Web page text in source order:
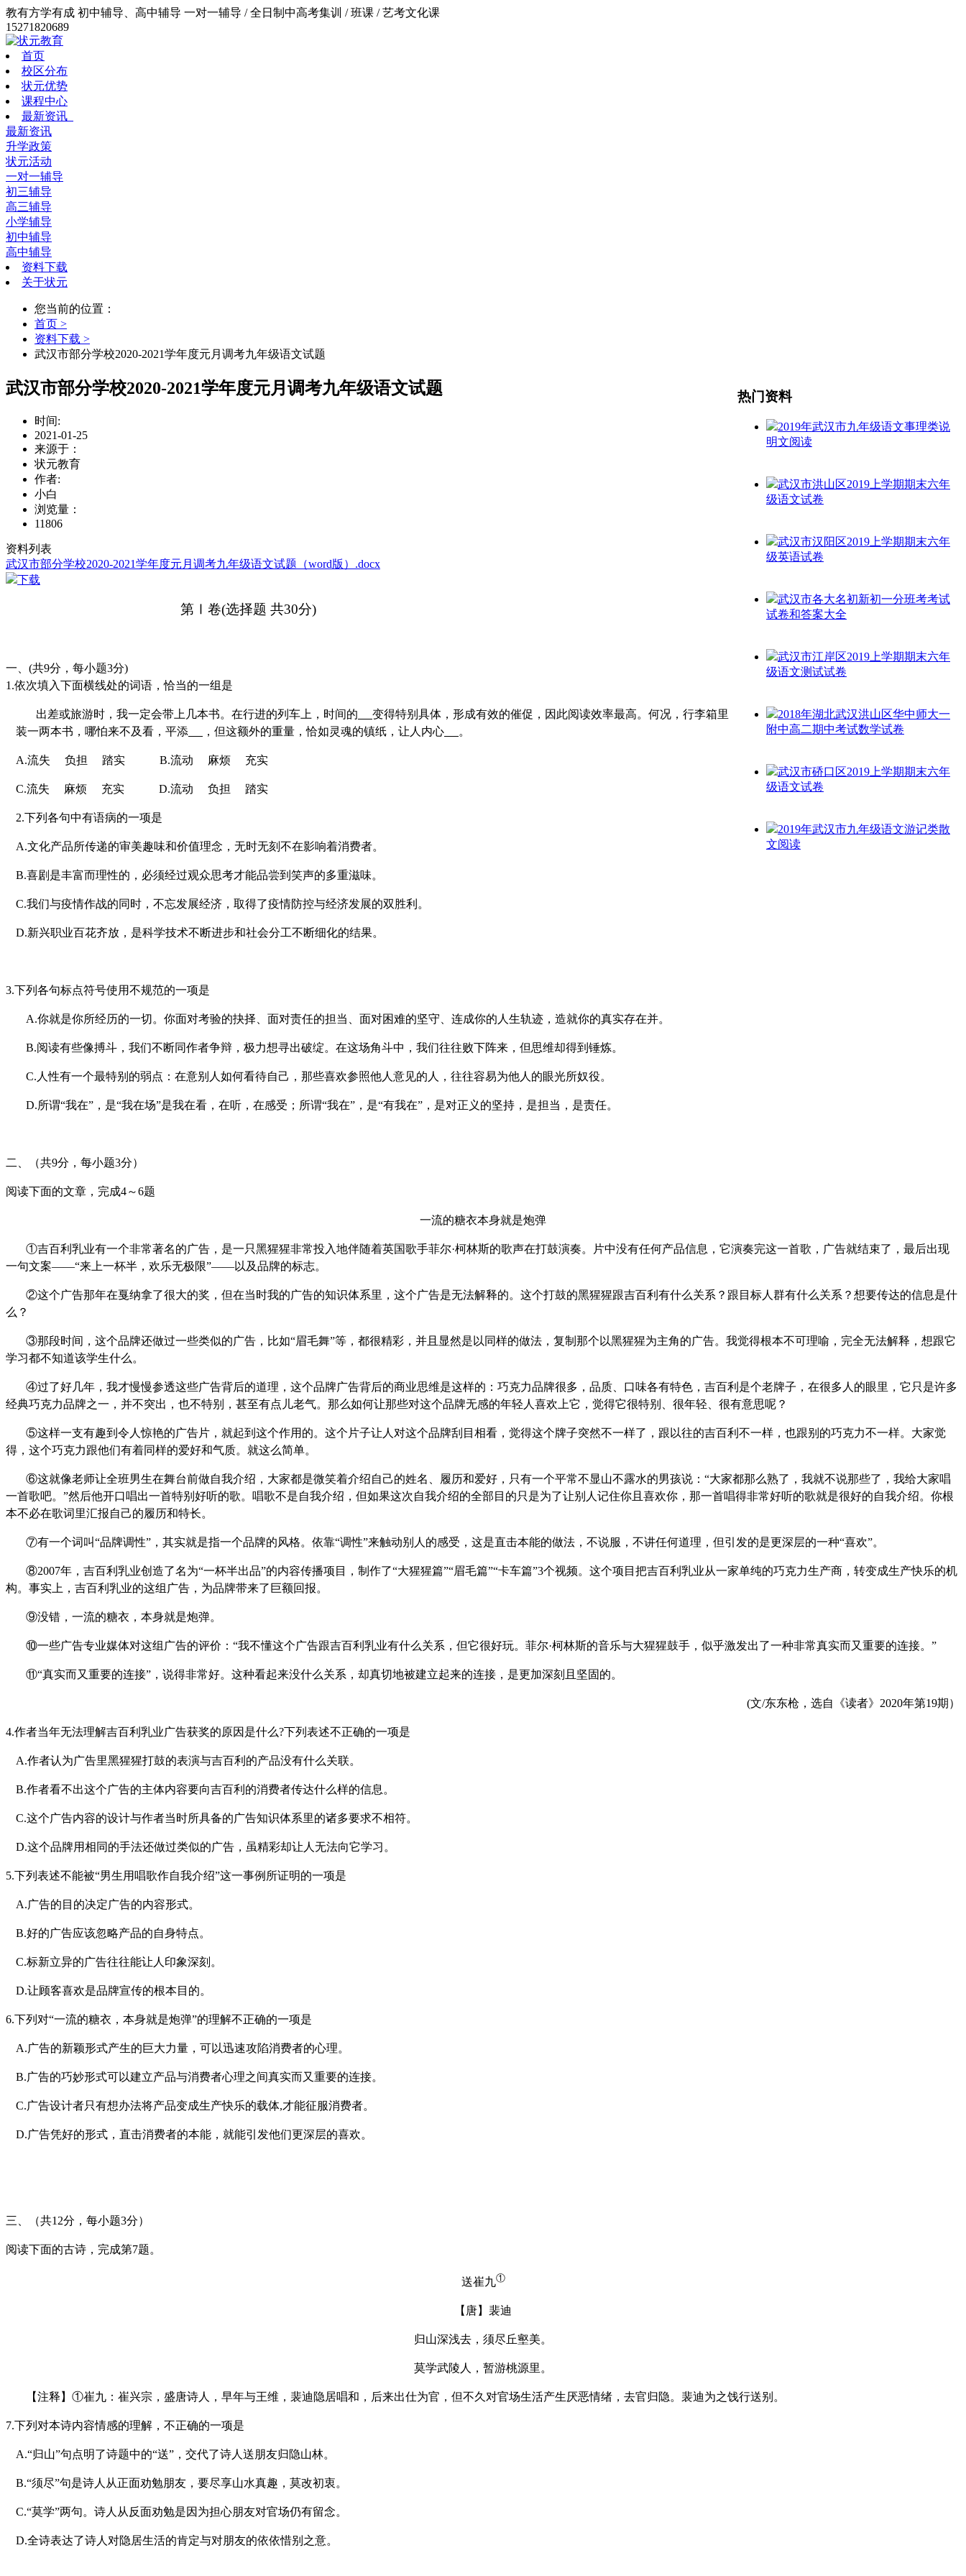
教有方学有成 初中辅导、高中辅导 一对一辅导 / 全日制中高考集训 / 班课 / 艺考文化课
15271820689
首页
校区分布
状元优势
课程中心
最新资讯
最新资讯
升学政策
状元活动
一对一辅导
初三辅导
高三辅导
小学辅导
初中辅导
高中辅导
资料下载
关于状元
您当前的位置：
首页 >
资料下载 >
武汉市部分学校2020-2021学年度元月调考九年级语文试题
热门资料
2019年武汉市九年级语文事理类说
明文阅读
武汉市洪山区2019上学期期末六年
级语文试卷
武汉市汉阳区2019上学期期末六年
级英语试卷
武汉市各大名初新初一分班考考试
试卷和答案大全
武汉市江岸区2019上学期期末六年
级语文测试试卷
2018年湖北武汉洪山区华中师大一
附中高二期中考试数学试卷
武汉市硚口区2019上学期期末六年
级语文试卷
2019年武汉市九年级语文游记类散
文阅读
武汉市部分学校2020-2021学年度元月调考九年级语文试题
时间:
2021-01-25
来源于：
状元教育
作者:
小白
浏览量：
11806
资料列表
武汉市部分学校2020-2021学年度元月调考九年级语文试题（word版）.docx
下载
第 Ⅰ 卷(选择题 共30分)
一、(共9分，每小题3分)
1.依次填入下面横线处的词语，恰当的一组是
出差或旅游时，我一定会带上几本书。在行进的列车上，时间的
变得特别具体，形成有效的催促，因此阅读效率最高。何况，行李箱里
装一两本书，哪怕来不及看，平添
，但这额外的重量，恰如灵魂的镇纸，让人内心 。
A.流失 负担 踏实 B.流动 麻烦 充实
C.流失 麻烦 充实 D.流动 负担 踏实
2.下列各句中有语病的一项是
A.文化产品所传递的审美趣味和价值理念，无时无刻不在影响着消费者。
B.喜剧是丰富而理性的，必须经过观众思考才能品尝到笑声的多重滋味。
C.我们与疫情作战的同时，不忘发展经济，取得了疫情防控与经济发展的双胜利。
D.新兴职业百花齐放，是科学技术不断进步和社会分工不断细化的结果。
3.下列各句标点符号使用不规范的一项是
A.你就是你所经历的一切。你面对考验的抉择、面对责任的担当、面对困难的坚守、连成你的人生轨迹，造就你的真实存在并。
B.阅读有些像搏斗，我们不断同作者争辩，极力想寻出破绽。在这场角斗中，我们往往败下阵来，但思维却得到锤炼。
C. 人性有一个最特别的弱点：在意别人如何看待自己，那些喜欢参照他人意见的人，往往容易为他人的眼光所奴役。
D.所谓“我在”，是“我在场”是我在看，在听，在感受；所谓“我在”，是“有我在”，是对正义的坚持，是担当，是责任。
二、（共9分，每小题3分）
阅读下面的文章，完成4～6题
一流的糖衣本身就是炮弹
①吉百利乳业有一个非常著名的广告，是一只黑猩猩非常投入地伴随着英国歌手菲尔·柯林斯的歌声在打鼓演奏。片中没有任何产品信息，它演奏完这一首歌，广告就结束了，最后出现
一句文案——“来上一杯半，欢乐无极限”——以及品牌的标志。
②这个广告那年在戛纳拿了很大的奖，但在当时我的广告的知识体系里，这个广告是无法解释的。这个打鼓的黑猩猩跟吉百利有什么关系？跟目标人群有什么关系？想要传达的信息是什
么？
③那段时间，这个品牌还做过一些类似的广告，比如“眉毛舞”等，都很精彩，并且显然是以同样的做法，复制那个以黑猩猩为主角的广告。我觉得根本不可理喻，完全无法解释，想跟它
学习都不知道该学生什么。
④过了好几年，我才慢慢参透这些广告背后的道理，这个品牌广告背后的商业思维是这样的：巧克力品牌很多，品质、口味各有特色，吉百利是个老牌子，在很多人的眼里，它只是许多
经典巧克力品牌之一，并不突出，也不特别，甚至有点儿老气。那么如何让那些对这个品牌无感的年轻人喜欢上它，觉得它很特别、很年轻、很有意思呢？
⑤这样一支有趣到令人惊艳的广告片，就起到这个作用的。这个片子让人对这个品牌刮目相看，觉得这个牌子突然不一样了，跟以往的吉百利不一样，也跟别的巧克力不一样。大家觉
得，这个巧克力跟他们有着同样的爱好和气质。就这么简单。
⑥这就像老师让全班男生在舞台前做自我介绍，大家都是微笑着介绍自己的姓名、履历和爱好，只有一个平常不显山不露水的男孩说：“大家都那么熟了，我就不说那些了，我给大家唱
一首歌吧。”然后他开口唱出一首特别好听的歌。唱歌不是自我介绍，但如果这次自我介绍的全部目的只是为了让别人记住你且喜欢你，那一首唱得非常好听的歌就是很好的自我介绍。你根
本不必在歌词里汇报自己的履历和特长。
⑦有一个词叫“品牌调性”，其实就是指一个品牌的风格。依靠“调性”来触动别人的感受，这是直击本能的做法，不说服，不讲任何道理，但引发的是更深层的一种“喜欢”。
⑧2007年，吉百利乳业创造了名为“一杯半出品”的内容传播项目，制作了“大猩猩篇”“眉毛篇”“卡车篇”3个视频。这个项目把吉百利乳业从一家单纯的巧克力生产商，转变成生产快乐的机
构。事实上，吉百利乳业的这组广告，为品牌带来了巨额回报。
⑨没错，一流的糖衣，本身就是炮弹。
⑩一些广告专业媒体对这组广告的评价：“我不懂这个广告跟吉百利乳业有什么关系，但它很好玩。菲尔·柯林斯的音乐与大猩猩鼓手，似乎激发出了一种非常真实而又重要的连接。”
⑪“真实而又重要的连接”，说得非常好。这种看起来没什么关系，却真切地被建立起来的连接，是更加深刻且坚固的。
(文/东东枪，选自《读者》2020年第19期）
4.作者当年无法理解吉百利乳业广告获奖的原因是什么?下列表述不正确的一项是
A.作者认为广告里黑猩猩打鼓的表演与吉百利的产品没有什么关联。
B.作者看不出这个广告的主体内容要向吉百利的消费者传达什么样的信息。
C.这个广告内容的设计与作者当时所具备的广告知识体系里的诸多要求不相符。
D.这个品牌用相同的手法还做过类似的广告，虽精彩却让人无法向它学习。
5.下列表述不能被“男生用唱歌作自我介绍”这一事例所证明的一项是
A.广告的目的决定广告的内容形式。
B.好的广告应该忽略产品的自身特点。
C.标新立异的广告往往能让人印象深刻。
D.让顾客喜欢是品牌宣传的根本目的。
6.下列对“一流的糖衣，本身就是炮弹”的理解不正确的一项是
A.广告的新颖形式产生的巨大力量，可以迅速攻陷消费者的心理。
B.广告的巧妙形式可以建立产品与消费者心理之间真实而又重要的连接。
C.广告设计者只有想办法将产品变成生产快乐的载体,才能征服消费者。
D.广告凭好的形式，直击消费者的本能，就能引发他们更深层的喜欢。
三、（共12分，每小题3分）
阅读下面的古诗，完成第7题。
送崔九①
【唐】裴迪
归山深浅去，须尽丘壑美。
莫学武陵人，暂游桃源里。
【注释】 ①崔九：崔兴宗，盛唐诗人，早年与王维，裴迪隐居唱和，后来出仕为官，但不久对官场生活产生厌恶情绪，去官归隐。裴迪为之饯行送别。
7.下列对本诗内容情感的理解，不正确的一项是
A.“归山”句点明了诗题中的“送”，交代了诗人送朋友归隐山林。
B.“须尽”句是诗人从正面劝勉朋友，要尽享山水真趣，莫改初衷。
C.“莫学”两句。诗人从反面劝勉是因为担心朋友对官场仍有留念。
D.全诗表达了诗人对隐居生活的肯定与对朋友的依依惜别之意。